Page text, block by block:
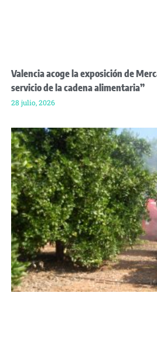
Valencia acoge la exposición de
servicio de la cadena alimentaria”
28 julio, 2026